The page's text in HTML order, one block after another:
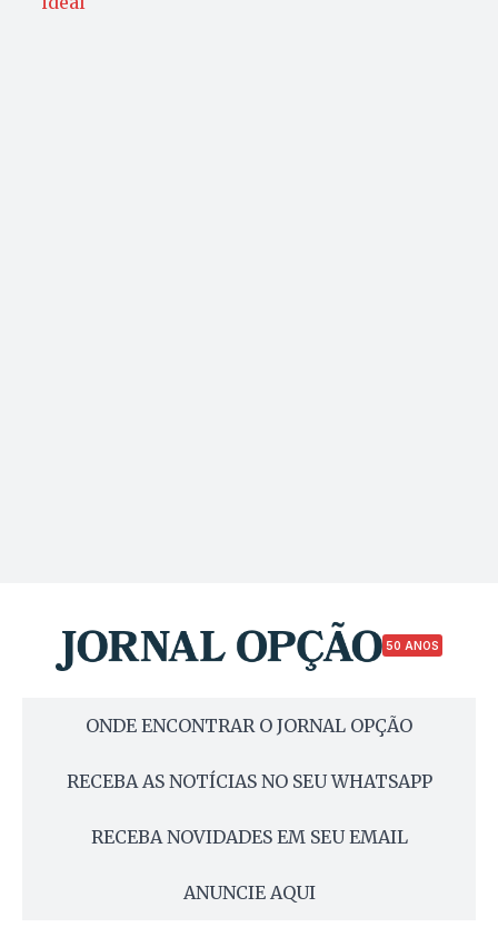
50 ANOS
ONDE ENCONTRAR O JORNAL OPÇÃO
RECEBA AS NOTÍCIAS NO SEU WHATSAPP
RECEBA NOVIDADES EM SEU EMAIL
ANUNCIE AQUI